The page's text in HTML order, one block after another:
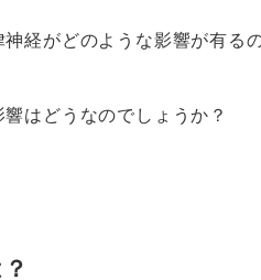
経がどのような影響が有るの
はどうなのでしょうか？